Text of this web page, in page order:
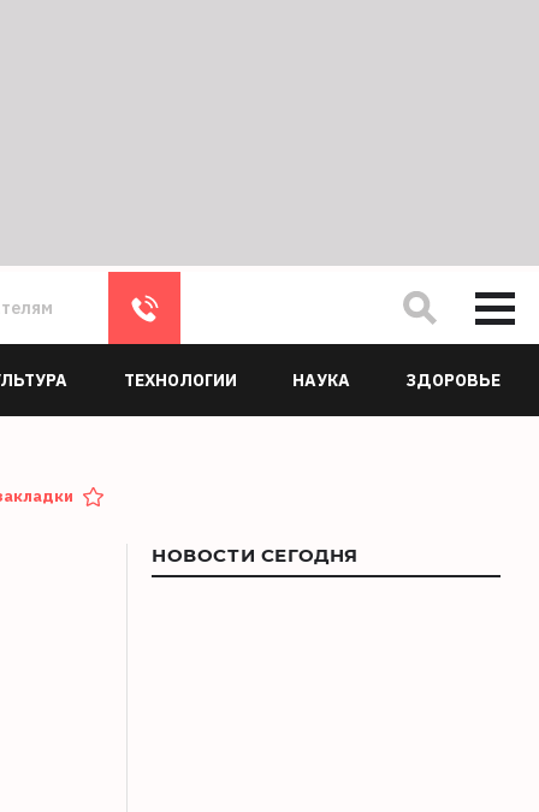
ТЕХНОЛОГИИ НАУКА ЗДОРОВЬЕ
НОВОСТИ СЕГОДНЯ